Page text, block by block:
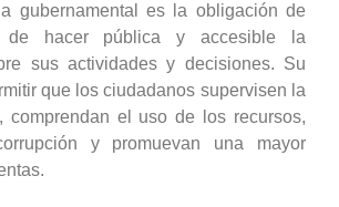
gubernamental es la obligación de
de hacer pública y accesible la
sus actividades y decisiones. Su
que los ciudadanos supervisen la
comprendan el uso de los recursos,
y promuevan una mayor